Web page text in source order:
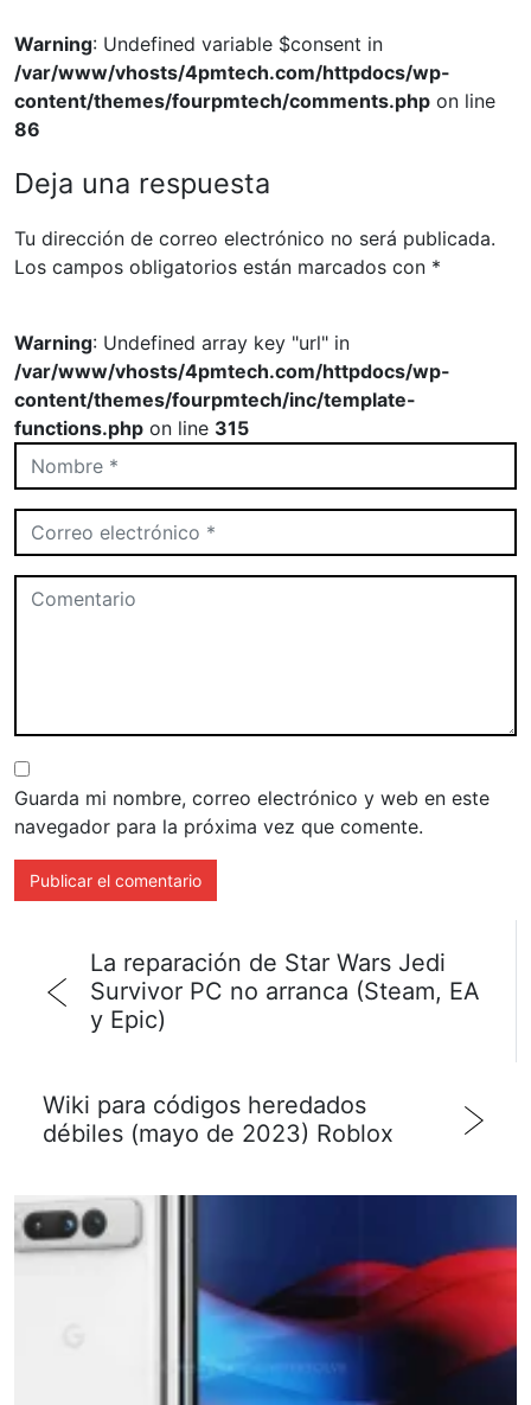
Warning: Undefined variable $consent in
/var/www/vhosts/4pmtech.com/httpdocs/wp-
content/themes/fourpmtech/comments.php on line
86
Deja una respuesta
Tu dirección de correo electrónico no será publicada.
Los campos obligatorios están marcados con *
Warning: Undefined array key "url" in
/var/www/vhosts/4pmtech.com/httpdocs/wp-
content/themes/fourpmtech/inc/template-
functions.php on line 315
Guarda mi nombre, correo electrónico y web en este
navegador para la próxima vez que comente.
La reparación de Star Wars Jedi
Survivor PC no arranca (Steam, EA
y Epic)
Wiki para códigos heredados
débiles (mayo de 2023) Roblox